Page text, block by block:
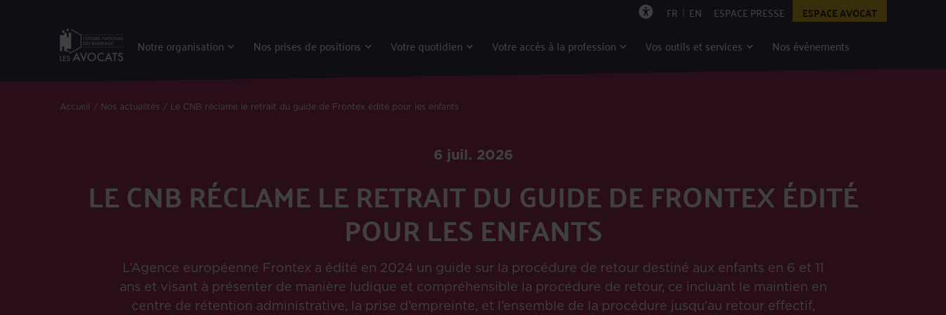
FR EN ESPACE PRESSE ESPACE AVOCAT
Notre organisation Nos prises de positions Votre quotidien Votre accès à la profession Vos outils et services Nos événements
Accueil Nos actualités Le CNB réclame le retrait du guide de Frontex édité pour les enfants
6 juil. 2026
LE CNB RÉCLAME LE RETRAIT DU GUIDE DE FRONTEX ÉDITÉ
POUR LES ENFANTS
L’Agence européenne Frontex a édité en 2024 un guide sur la procédure de retour destiné aux enfants en 6 et 11
ans et visant à présenter de manière ludique et compréhensible la procédure de retour, ce incluant le maintien en
centre de rétention administrative, la prise d’empreinte, et l’ensemble de la procédure jusqu’au retour effectif,